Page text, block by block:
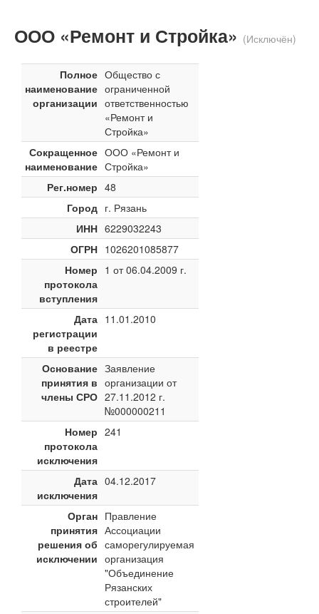
ООО «Ремонт и Стройка» (Исключён)
Полное
наименование
организации
Общество с
ограниченной
ответственностью
«Ремонт и
Стройка»
Сокращенное
наименование
ООО «Ремонт и
Стройка»
Рег.номер 48
Город г. Рязань
ИНН 6229032243
ОГРН 1026201085877
Номер
протокола
вступления
1 от 06.04.2009 г.
Дата
регистрации
в реестре
11.01.2010
Основание
принятия в
члены СРО
Заявление
организации от
27.11.2012 г.
№000000211
Номер
протокола
исключения
241
Дата
исключения
04.12.2017
Орган
принятия
решения об
исключении
Правление
Ассоциации
саморегулируемая
организация
"Объединение
Рязанских
строителей"